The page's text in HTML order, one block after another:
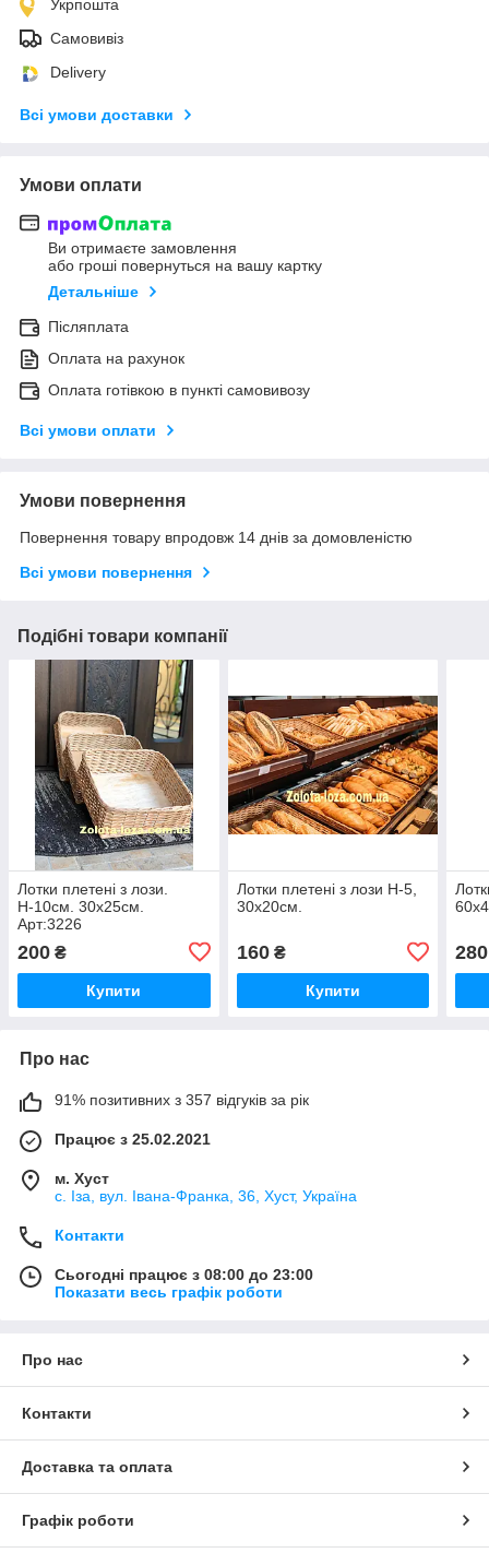
Укрпошта
Самовивіз
Delivery
Всі умови доставки
Умови оплати
Ви отримаєте замовлення
або гроші повернуться на вашу картку
Детальніше
Післяплата
Оплата на рахунок
Оплата готівкою в пункті самовивозу
Всі умови оплати
Умови повернення
Повернення товару впродовж 14 днів за домовленістю
Всі умови повернення
Подібні товари компанії
Лотки плетені з лози.
Н-10см. 30х25см.
Арт:3226
200 ₴
Купити
Лотки плетені з лози Н-5,
30х20см.
160₴
Купити
280
Про нас
91% позитивних з 357 відгуків за рік
Працює з 25.02.2021
м. Хуст
с. Іза, вул. Івана-Франка, 36, Хуст, Україна
Контакти
Сьогодні працює з 08:00 до 23:00
Показати весь графік роботи
Про нас
Контакти
Доставка та оплата
Графік роботи